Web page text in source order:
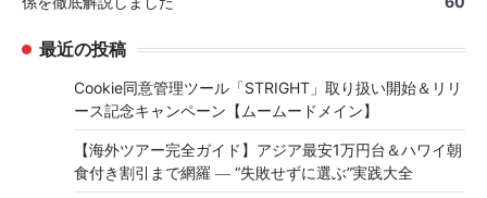
最近の投稿
Cookie同意管理ツール「STRIGHT」取り扱い開始＆リリ
ース記念キャンペーン【ムームードメイン】
【海外ツアー完全ガイド】アジア最安1万円台＆ハワイ朝
食付き割引まで網羅 ― “失敗せずに選ぶ”実践大全